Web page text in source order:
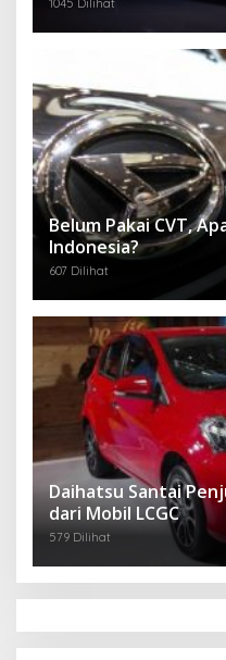
1045 Dilihat
Belum Pakai CVT,
Indonesia?
607 Dilihat
Daihatsu Santai
dari Mobil LCGC
579 Dilihat